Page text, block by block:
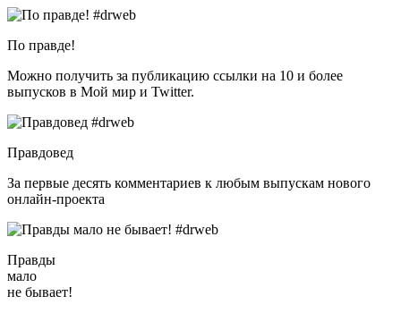
По правде!
Можно получить за публикацию ссылки на 10 и более
выпусков в Мой мир и Twitter.
Правдовед
За первые десять комментариев к любым выпускам нового
онлайн-проекта
Правды
мало
не бывает!